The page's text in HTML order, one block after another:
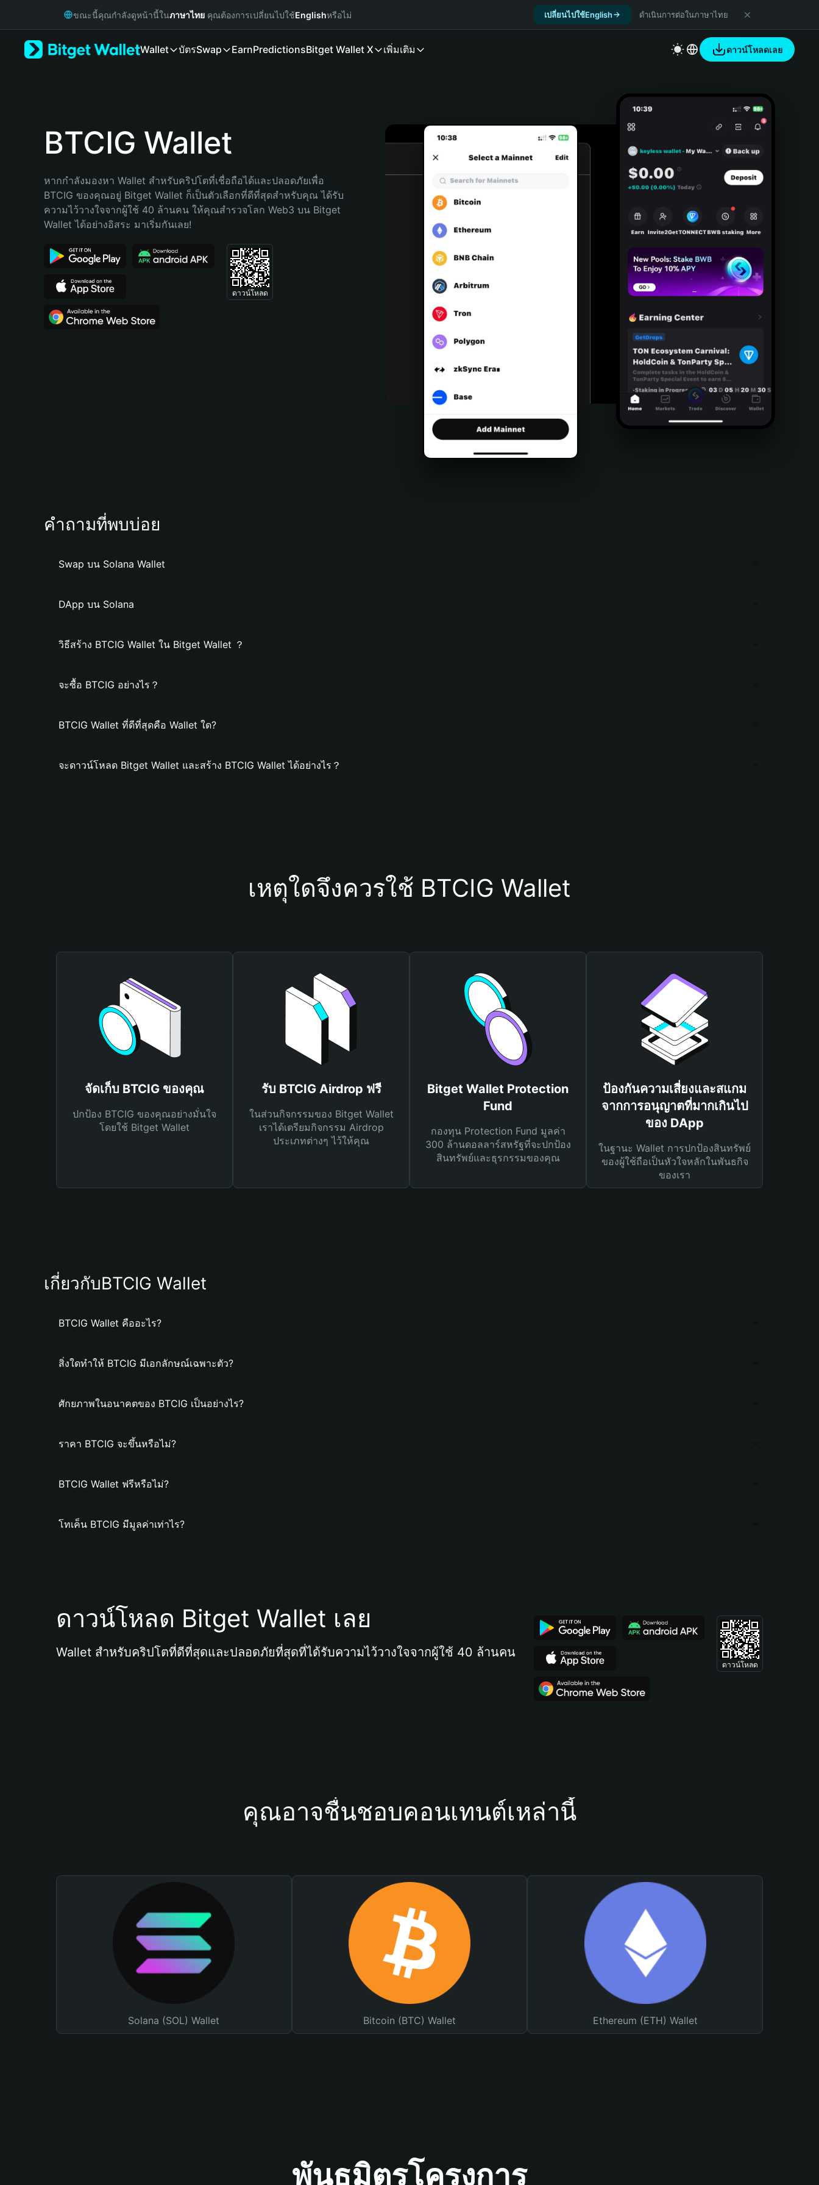
Русский
Bahasa Indonesia
Português (Brasil)
ขณะนี้คุณกำลังดูหน้านี้ในภาษาไทย คุณต้องการเปลี่ยนไปใช้Englishหรือไม่ เปลี่ยนไปใช้English ดำเนินการต่อในภาษาไทย
Wallet บัตรSwap EarnPredictionsBitget Wallet X เพิ่มเติม ดาวน์โหลดเลย
BTCIG Wallet
หากกำลังมองหา Wallet สำหรับคริปโตที่เชื่อถือได้และปลอดภัยเพื่อ
BTCIG ของคุณอยู่ Bitget Wallet ก็เป็นตัวเลือกที่ดีที่สุดสำหรับคุณ ได้รับ
ความไว้วางใจจากผู้ใช้ 40 ล้านคน ให้คุณสำรวจโลก Web3 บน Bitget
Wallet ได้อย่างอิสระ มาเริ่มกันเลย!
ดาวน์โหลด
คำถามที่พบบ่อย
Swap บน Solana Wallet
DApp บน Solana
วิธีสร้าง BTCIG Wallet ใน Bitget Wallet ？
จะซื้อ BTCIG อย่างไร？
BTCIG Wallet ที่ดีที่สุดคือ Wallet ใด?
จะดาวน์โหลด Bitget Wallet และสร้าง BTCIG Wallet ได้อย่างไร？
เหตุใดจึงควรใช้ BTCIG Wallet
จัดเก็บ BTCIG ของคุณ
ปกป้อง BTCIG ของคุณอย่างมั่นใจ
โดยใช้ Bitget Wallet
รับ BTCIG Airdrop ฟรี
ในส่วนกิจกรรมของ Bitget Wallet
เราได้เตรียมกิจกรรม Airdrop
ประเภทต่างๆ ไว้ให้คุณ
Bitget Wallet Protection
Fund
กองทุน Protection Fund มูลค่า
300 ล้านดอลลาร์สหรัฐที่จะปกป้อง
สินทรัพย์และธุรกรรมของคุณ
ป้องกันความเสี่ยงและสแกม
จากการอนุญาตที่มากเกินไป
ของ DApp
ในฐานะ Wallet การปกป้องสินทรัพย์
ของผู้ใช้ถือเป็นหัวใจหลักในพันธกิจ
ของเรา
เกี่ยวกับBTCIG Wallet
BTCIG Wallet คืออะไร?
สิ่งใดทำให้ BTCIG มีเอกลักษณ์เฉพาะตัว?
ศักยภาพในอนาคตของ BTCIG เป็นอย่างไร?
ราคา BTCIG จะขึ้นหรือไม่?
BTCIG Wallet ฟรีหรือไม่?
โทเค็น BTCIG มีมูลค่าเท่าไร?
ดาวน์โหลด Bitget Wallet เลย
Wallet สำหรับคริปโตที่ดีที่สุดและปลอดภัยที่สุดที่ได้รับความไว้วางใจจากผู้ใช้ 40 ล้านคน
ดาวน์โหลด
คุณอาจชื่นชอบคอนเทนต์เหล่านี้
Solana (SOL) Wallet Bitcoin (BTC) Wallet Ethereum (ETH) Wallet
พันธมิตรโครงการ